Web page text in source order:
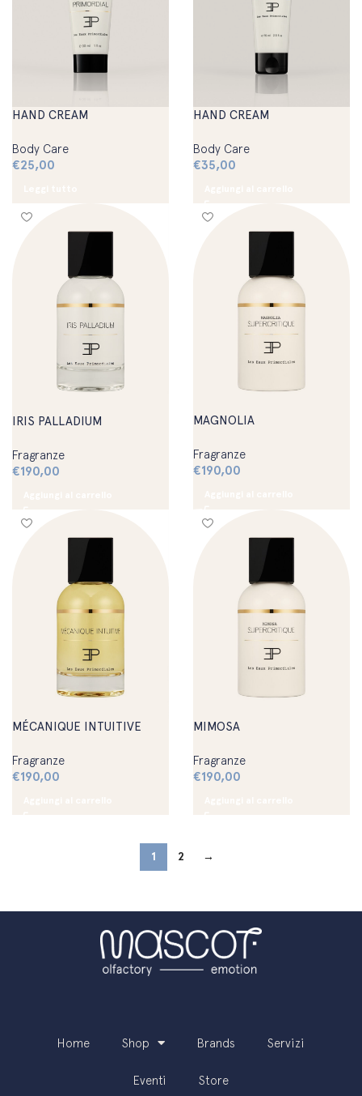
HAND CREAM
Body Care
€25,00
HAND CREAM
Body Care
€35,00
IRIS PALLADIUM
Fragranze
€190,00
MAGNOLIA
Fragranze
€190,00
MÉCANIQUE INTUITIVE
Fragranze
€190,00
MIMOSA
Fragranze
€190,00
1 2 →
Home Shop Brands Servizi
Eventi Store